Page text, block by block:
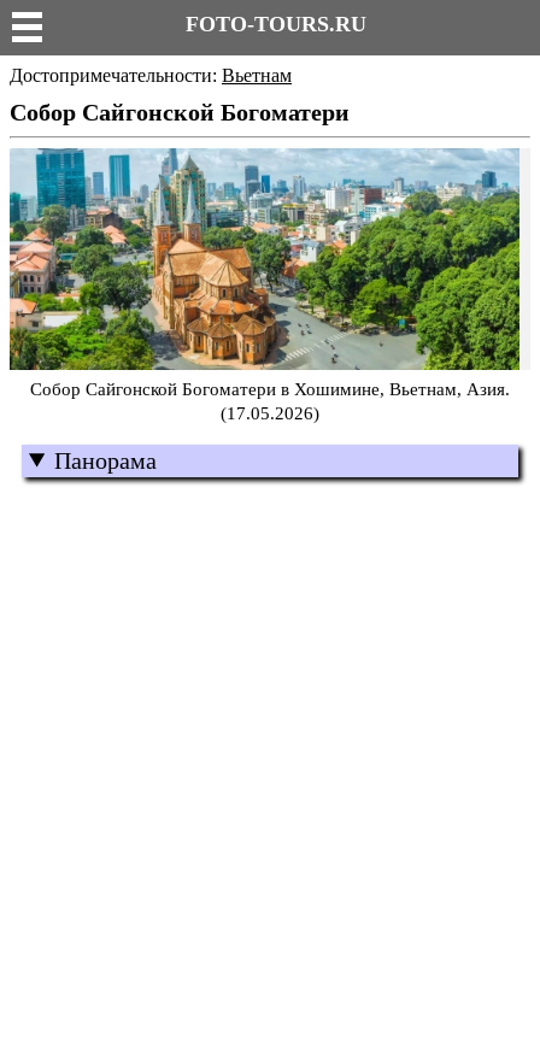
FOTO-TOURS.RU
Достопримечательности: Вьетнам
Собор Сайгонской Богоматери
Собор Сайгонской Богоматери в Хошимине, Вьетнам, Азия.
(17.05.2026)
Панорама